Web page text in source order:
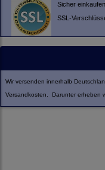
Sicher
SSL-
Wir versenden innerhalb
Versandkosten. Darunter erheben